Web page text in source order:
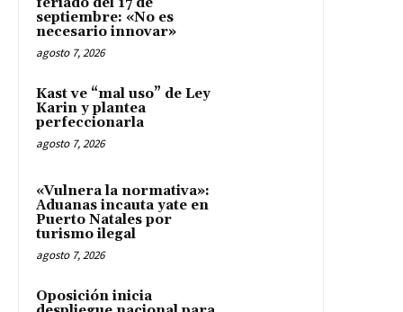
septiembre: «No es
necesario innovar»
agosto 7, 2026
Kast ve “mal uso” de Ley
Karin y plantea
perfeccionarla
agosto 7, 2026
«Vulnera la normativa»:
Aduanas incauta yate en
Puerto Natales por
turismo ilegal
agosto 7, 2026
Oposición inicia